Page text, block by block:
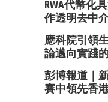
RWA代幣化
作透明去中
應科院引領
論邁向實踐
彭博報道｜
賽中領先香